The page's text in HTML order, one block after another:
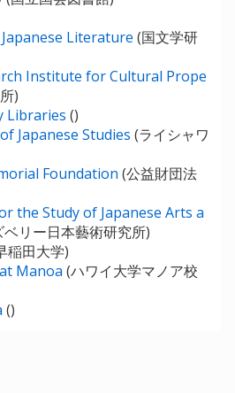
Literature (国文学研
Institute for Cultural Prope
)
Libraries ()
Japanese Studies (ライシャワ
Foundation (公益財団法
the Study of Japanese Arts a
リー日本藝術研究所)
稲田大学)
Manoa (ハワイ大学マノア校
()